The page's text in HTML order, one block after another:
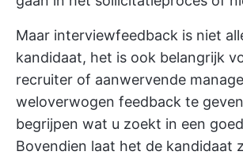
Maar interviewfeedback is niet
kandidaat, het is ook belangrijk
recruiter of aanwervende
weloverwogen feedback te
begrijpen wat u zoekt in een
Bovendien laat het de kandidaat